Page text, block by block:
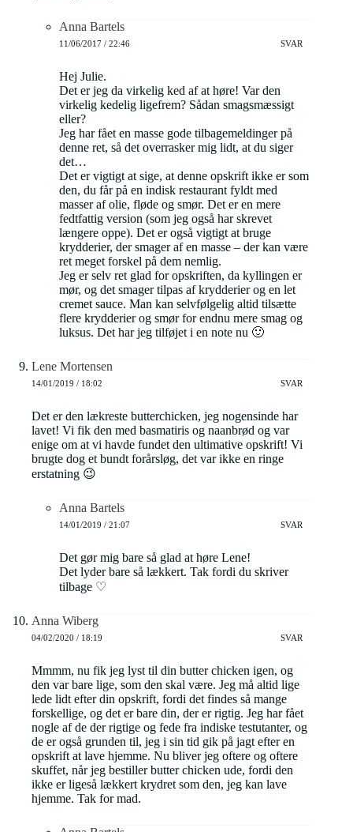
Anna Bartels
11/06/2017 / 22:46 SVAR
Hej Julie.
Det er jeg da virkelig ked af at høre! Var den
virkelig kedelig ligefrem? Sådan smagsmæssigt
eller?
Jeg har fået en masse gode tilbagemeldinger på
denne ret, så det overrasker mig lidt, at du siger
det…
Det er vigtigt at sige, at denne opskrift ikke er som
den, du får på en indisk restaurant fyldt med
masser af olie, fløde og smør. Det er en mere
fedtfattig version (som jeg også har skrevet
længere oppe). Det er også vigtigt at bruge
krydderier, der smager af en masse – der kan være
ret meget forskel på dem nemlig.
Jeg er selv ret glad for opskriften, da kyllingen er
mør, og det smager tilpas af krydderier og en let
cremet sauce. Man kan selvfølgelig altid tilsætte
flere krydderier og smør for endnu mere smag og
luksus. Det har jeg tilføjet i en note nu 🙂
Lene Mortensen
14/01/2019 / 18:02 SVAR
Det er den lækreste butterchicken, jeg nogensinde har
lavet! Vi fik den med basmatiris og naanbrød og var
enige om at vi havde fundet den ultimative opskrift! Vi
brugte dog et bundt forårsløg, det var ikke en ringe
erstatning 😉
Anna Bartels
14/01/2019 / 21:07 SVAR
Det gør mig bare så glad at høre Lene!
Det lyder bare så lækkert. Tak fordi du skriver
tilbage ♡
Anna Wiberg
04/02/2020 / 18:19 SVAR
Mmmm, nu fik jeg lyst til din butter chicken igen, og
den var bare lige, som den skal være. Jeg må altid lige
lede lidt efter din opskrift, fordi det findes så mange
forskellige, og det er bare din, der er rigtig. Jeg har fået
nogle af de der rigtige og fede fra indiske testutanter, og
de er også grunden til, jeg i sin tid gik på jagt efter en
opskrift at lave hjemme. Nu bliver jeg oftere og oftere
skuffet, når jeg bestiller butter chicken ude, fordi den
ikke er ligeså lækkert krydret som den, jeg kan lave
hjemme. Tak for mad.